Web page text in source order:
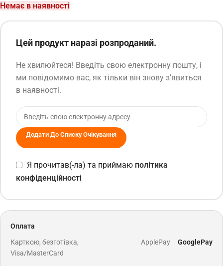
Немає в наявності
Цей продукт наразі розпроданий.
Не хвилюйтеся! Введіть свою електронну пошту, і
ми повідомимо вас, як тільки він знову з’явиться
в наявності.
Додати До Списку Очікування
Я прочитав(-ла) та приймаю політика
конфіденційності
Оплата
Карткою, безготівка,
Visa/MasterCard
ApplePay GooglePay